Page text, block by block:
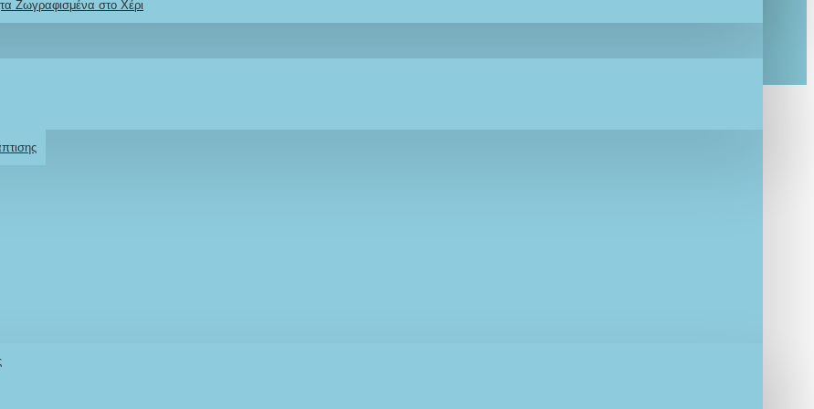
Ζωγραφισμένα στο Χέρι
Για το προϊόν